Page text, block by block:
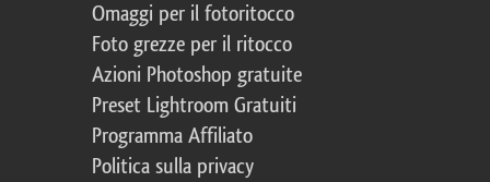
Omaggi per il fotoritocco
Foto grezze per il ritocco
Azioni Photoshop gratuite
Preset Lightroom Gratuiti
Programma Affiliato
Politica sulla privacy